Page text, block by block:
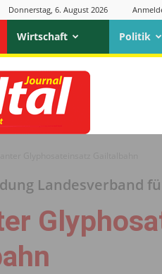
Donnerstag, 6. August 2026
Wirtschaft Politik
Landesverband